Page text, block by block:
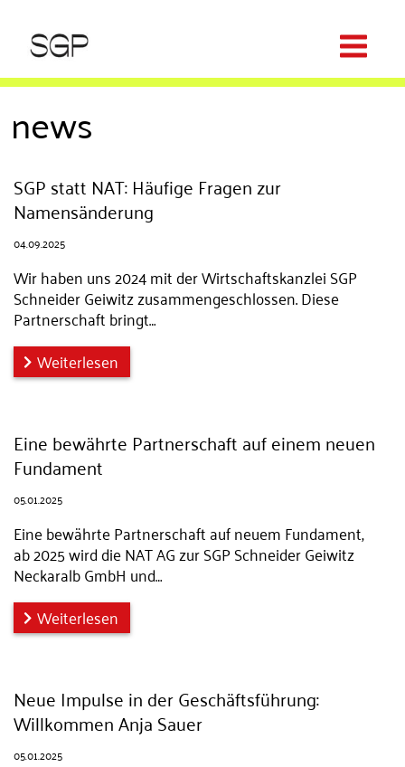
news
SGP statt NAT: Häufige Fragen zur
Namensänderung
04.09.2025
Wir haben uns 2024 mit der Wirtschaftskanzlei SGP
Schneider Geiwitz zusammengeschlossen. Diese
Partnerschaft bringt…
Weiterlesen
Eine bewährte Partnerschaft auf einem neuen
Fundament
05.01.2025
Eine bewährte Partnerschaft auf neuem Fundament,
ab 2025 wird die NAT AG zur SGP Schneider Geiwitz
Neckaralb GmbH und…
Weiterlesen
Neue Impulse in der Geschäftsführung:
Willkommen Anja Sauer
05.01.2025